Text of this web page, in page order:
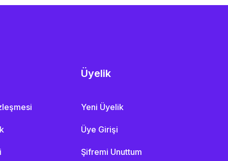
Üyelik
Yeni Üyelik
Üye Girişi
Şifremi Unuttum